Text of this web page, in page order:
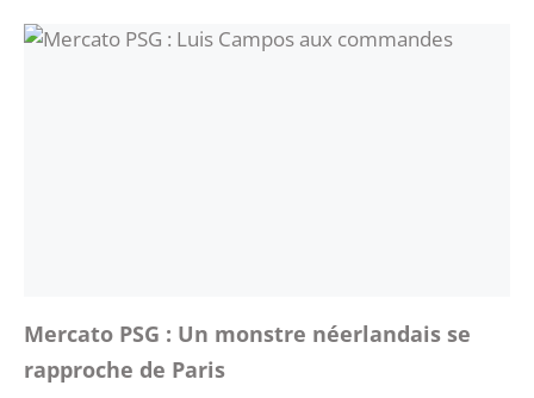
Mercato PSG : Un monstre néerlandais se
rapproche de Paris